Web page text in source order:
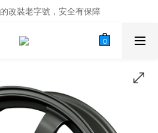
存不同步，建議購買之前先詢問貨況
改裝老字號，安全有保障
存不同步，建議購買之前先詢問貨況